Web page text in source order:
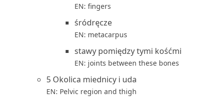
EN: fingers
śródręcze
EN: metacarpus
stawy pomiędzy tymi kośćmi
EN: joints between these bones
5 Okolica miednicy i uda
EN: Pelvic region and thigh